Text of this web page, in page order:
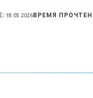
18.05.2026ВРЕМЯ